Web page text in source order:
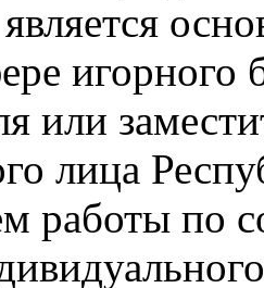
игорного
или
лица
работы по